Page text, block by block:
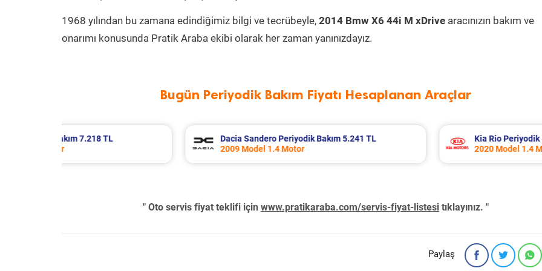
1968 yılından bu zamana edindiğimiz bilgi ve tecrübeyle, 2014 Bmw X6 44i M xDrive aracınızın bakım ve
onarımı konusunda Pratik Araba ekibi olarak her zaman yanınızdayız.
Bugün Periyodik Bakım Fiyatı Hesaplanan Araçlar
Periyodik Bakım 5.241 TL
Kia Rio Periyodik Bakım 6.500 TL
2020 Model 1.4 Motor
Fiat Punto Periyodik
2009 Model 1.4
" Oto servis fiyat teklifi için www.pratikaraba.com/servis-fiyat-listesi tıklayınız. "
Paylaş